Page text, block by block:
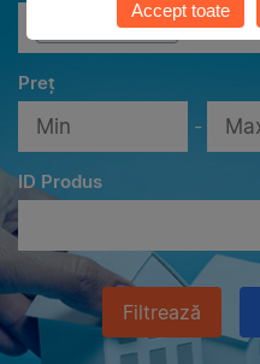
Toate localităţile
Preț
-
ID Produs
Filtrează
Accept toate